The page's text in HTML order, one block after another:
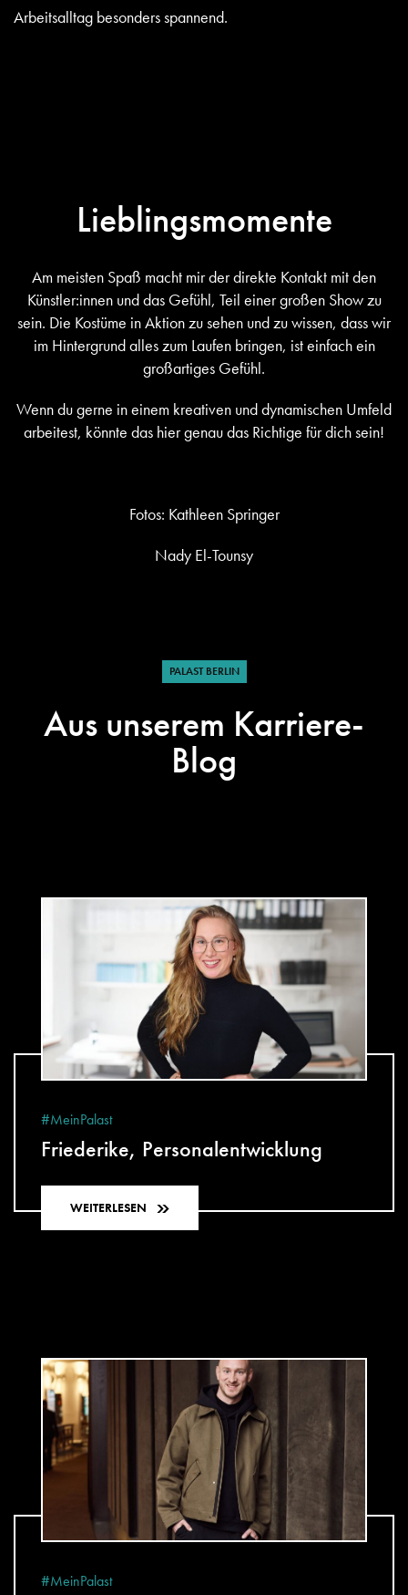
Arbeitsalltag besonders spannend.
Lieblingsmomente
Am meisten Spaß macht mir der direkte Kontakt mit den
Künstler:innen und das Gefühl, Teil einer großen Show zu
sein. Die Kostüme in Aktion zu sehen und zu wissen, dass wir
im Hintergrund alles zum Laufen bringen, ist einfach ein
großartiges Gefühl.
Wenn du gerne in einem kreativen und dynamischen Umfeld
arbeitest, könnte das hier genau das Richtige für dich sein!
Fotos: Kathleen Springer
Nady El-Tounsy
PALAST BERLIN
Aus unserem Karriere-
Blog
#MeinPalast
Friederike, Personalentwicklung
WEITERLESEN
#MeinPalast